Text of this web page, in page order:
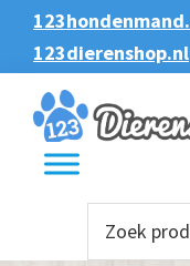
Spring
naar
de
hoofdnavigatie
Door
naar
de
hoofd
inhoud
Spring
naar
de
voettekst
123dierenshop.nl
Zoeken
Zoeken
naar: